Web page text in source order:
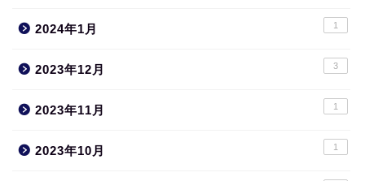
2024年1月 1
2023年12月 3
2023年11月 1
2023年10月 1